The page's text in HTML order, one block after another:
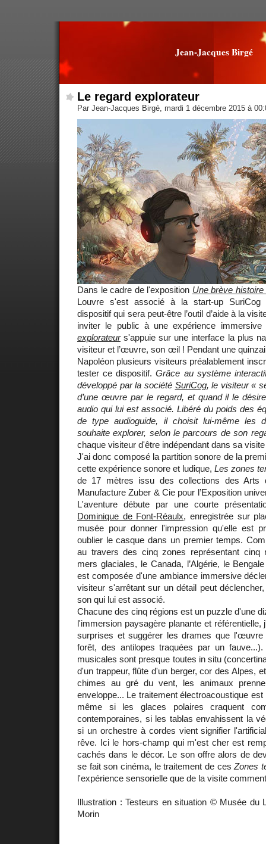
Jean-Jacques Birgé
Le regard explorateur
Par Jean-Jacques Birgé, mardi 1 décembre 2015 à
Dans le cadre de l'exposition Une brève histoire
Louvre s'est associé à la start-up SuriCog
dispositif qui sera peut-être l’outil d’aide à la
inviter le public à une expérience
explorateurs'appuie sur une interface la plus
visiteur et l’œuvre, son œil ! Pendant une
Napoléon plusieurs visiteurs préalablement
tester ce dispositif.Grâce au système
développé par la société SuriCog, le visiteur «
d’une œuvre par le regard, et quand il le
audio qui lui est associé. Libéré du poids des
de type audioguide, il choisit lui-même les
souhaite explorer, selon le parcours de son
chaque visiteur d'être indépendant dans sa
J'ai donc composé la partition sonore de la
cette expérience sonore et ludique, Les zones
de 17 mètres issu des collections des Arts
Manufacture Zuber & Cie pour l’Exposition
L'aventure débute par une courte
Dominique de Font-Réaulx, enregistrée sur
musée pour donner l'impression qu'elle est
oublier le casque dans un premier temps.
au travers des cinq zones représentant cinq
mers glaciales, le Canada, l’Algérie, le
est composée d'une ambiance immersive
visiteur s'arrêtant sur un détail peut
son qui lui est associé.
Chacune des cinq régions est un puzzle d'une
l'immersion paysagère planante et
surprises et suggérer les drames que l'œuvre
forêt, des antilopes traquées par un
musicales sont presque toutes in situ
d'un trappeur, flûte d'un berger, cor des Alpes,
chimes au gré du vent, les animaux
enveloppe... Le traitement électroacoustique
même si les glaces polaires craquent
contemporaines, si les tablas envahissent la
si un orchestre à cordes vient signifier
rêve. Ici le hors-champ qui m'est cher est
cachés dans le décor. Le son offre alors de
se fait son cinéma, le traitement de cesZones
l'expérience sensorielle que de la visite
Illustration : Testeurs en situation © Musée du
Morin